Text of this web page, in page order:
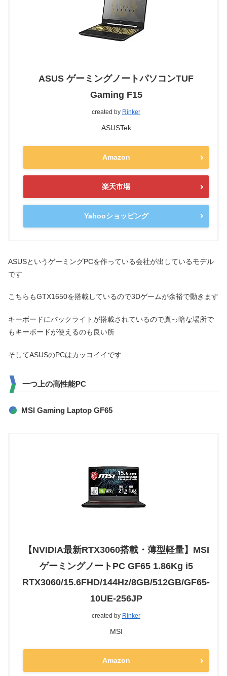
ASUS ゲーミングノートパソコンTUF
Gaming F15
created by Rinker
ASUSTek
Amazon
楽天市場
Yahooショッピング
ASUSというゲーミングPCを作っている会社が出しているモデル
です
こちらもGTX1650を搭載しているので3Dゲームが余裕で動きます
キーボードにバックライトが搭載されているので真っ暗な場所で
もキーボードが使えるのも良い所
そしてASUSのPCはカッコイイです
一つ上の高性能PC
MSI Gaming Laptop GF65
【NVIDIA最新RTX3060搭載・薄型軽量】MSI
ゲーミングノートPC GF65 1.86Kg i5
RTX3060/15.6FHD/144Hz/8GB/512GB/GF65-
10UE-256JP
created by Rinker
MSI
Amazon